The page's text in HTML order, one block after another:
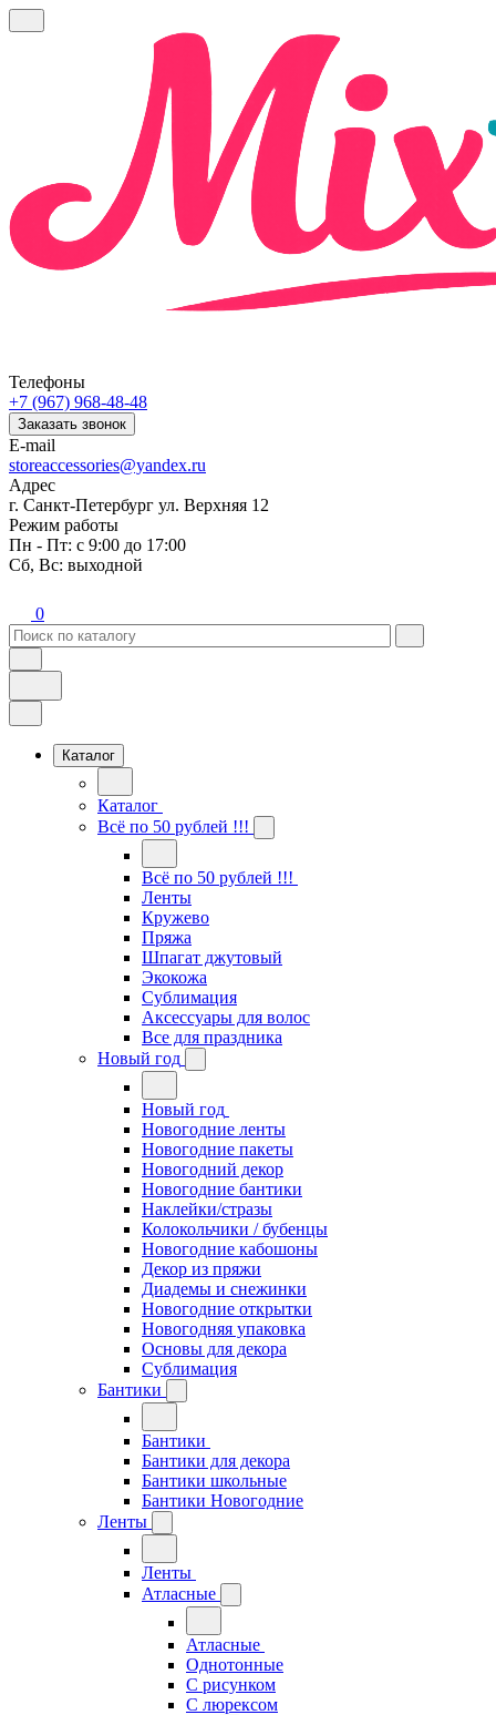
Телефоны
+7 (967) 968-48-48
Заказать звонок
E-mail
storeaccessories@yandex.ru
Адрес
г. Санкт-Петербург ул. Верхняя 12
Режим работы
Пн - Пт: с 9:00 до 17:00
Сб, Вс: выходной
0
Каталог
Каталог
Всё по 50 рублей !!!
Всё по 50 рублей !!!
Ленты
Кружево
Пряжа
Шпагат джутовый
Экокожа
Сублимация
Аксессуары для волос
Все для праздника
Новый год
Новый год
Новогодние ленты
Новогодние пакеты
Новогодний декор
Новогодние бантики
Наклейки/стразы
Колокольчики / бубенцы
Новогодние кабошоны
Декор из пряжи
Диадемы и снежинки
Новогодние открытки
Новогодняя упаковка
Основы для декора
Сублимация
Бантики
Бантики
Бантики для декора
Бантики школьные
Бантики Новогодние
Ленты
Ленты
Атласные
Атласные
Однотонные
С рисунком
С люрексом